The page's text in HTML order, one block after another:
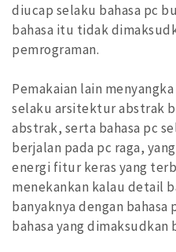
diucap selaku bahasa pc
bahasa itu tidak
pemrograman.
Pemakaian lain
selaku arsitektur abstrak
abstrak, serta bahasa pc
berjalan pada pc raga,
energi fitur keras yang
menekankan kalau detail
banyaknya dengan bahasa
bahasa yang